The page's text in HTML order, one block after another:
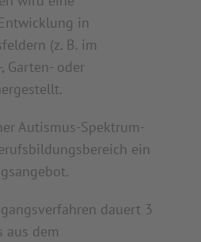
in
(z. B. im
Garten- oder
Autismus-Spektrum-
ein
dauert 3
aus dem